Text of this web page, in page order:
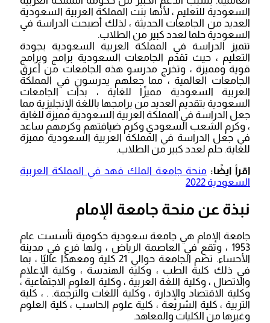
السعودية للتعليم ، لأنها بنت المملكة العربية السعودية
العديد من الجامعات الحديثة ، لذلك أصبحت الدراسة في
السعودية حلما لعدد كبير من الطلاب.
تتميز الدراسة في المملكة العربية السعودية بجودة
التعليم ، حيث تقدم الجامعات السعودية برامج وبرامج
قوية ومميزة ، وتخرج مدرسو هذه الجامعات من أعرق
الجامعات العالمية ، مما جعلهم يدرسون في المملكة
العربية السعودية مميزًا للغاية ، بدأت الجامعات
السعودية بتقديم العديد من برامجها باللغة الإنجليزية مما
جعل الدراسة في المملكة العربية السعودية مميزة للغاية
، وكرم الشعب السعودي وكرم ضيافتهم وكرمهم ساعد
في جعل الدراسة في المملكة العربية السعودية مميزة
للغاية. حلم لعدد كبير من الطلاب.
اقرأ ايضًا:
منحة جامعة الملك فهد في المملكة العربية
السعودية 2022
نبذة عن منحة جامعة الإمام
جامعة الإمام هي جامعة سعودية حكومية تأسست عام
1953 ، وتقع في العاصمة الرياض ، ولها فرع في مدينة
الأحساء. تضم الجامعة حوالي 21 كلية ومعهدًا عاليًا ، بما
في ذلك كلية الطب ، وكلية الهندسة ، وكلية الإعلام
والاتصال ، وكلية اللغة العربية ، وكلية العلوم الاجتماعية ،
وكلية الاقتصاد والإدارة ، وكلية اللغات والترجمة. . ، كلية
التربية ، كلية الشريعة ، كلية علوم الحاسب ، كلية العلوم
وغيرها من الكليات والمعاهد.